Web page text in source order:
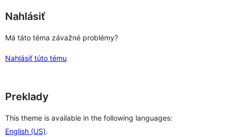
Nahlásiť
Má táto téma závažné problémy?
Nahlásiť túto tému
Preklady
This theme is available in the following languages:
English (US).